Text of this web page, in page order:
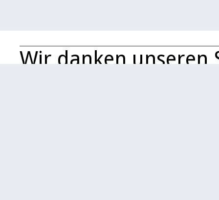
Wir danken unseren